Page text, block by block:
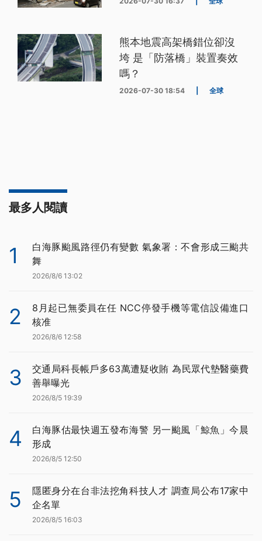
熊本地震高架橋錯位卻沒
垮 是「防落橋」裝置奏效
嗎？
2026-07-30 18:54 全球
最多人閱讀
1
白海豚颱風路徑仍有變數 氣象署：不會形成三颱共
舞
2026/8/6 13:02
2
8月起已無委員在任 NCC停發手機等電信設備進口
核准
2026/8/6 12:58
3
交通局科長帳戶多63萬遭疑收賄 為民眾代墊醫藥費
善舉曝光
2026/8/5 19:39
4
白海豚估最快週五發布海警 另一颱風「鯨魚」今晨
形成
2026/8/5 12:50
5
隱匿身分在台非法挖角科技人才 調查局公布17家中
企名單
2026/8/5 16:03